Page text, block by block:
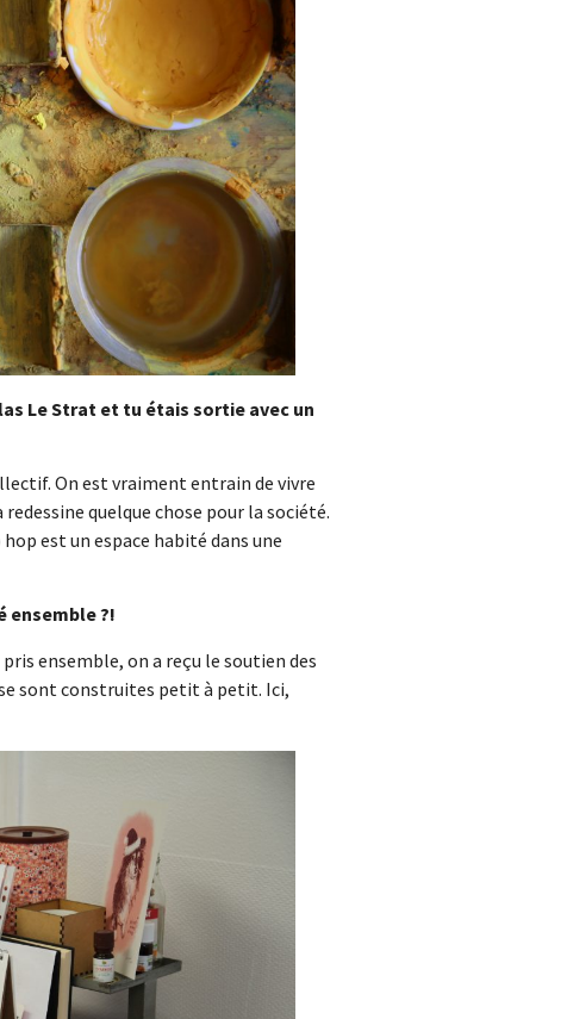
Le Strat et tu étais sortie avec un
On est vraiment entrain de vivre
quelque chose pour la société.
est un espace habité dans une
ensemble ?!
ensemble, on a reçu le soutien des
se sont construites petit à petit. Ici,